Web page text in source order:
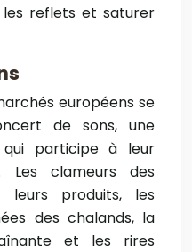
reflets et saturer
européens se
de sons, une
qui participe à leur
Les clameurs des
leurs produits, les
des chalands, la
et les rires